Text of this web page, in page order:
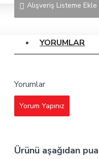
Alışveriş Listeme Ekle
YORUMLAR
Yorumlar
Yorum Yapınız
Ürünü aşağıdan